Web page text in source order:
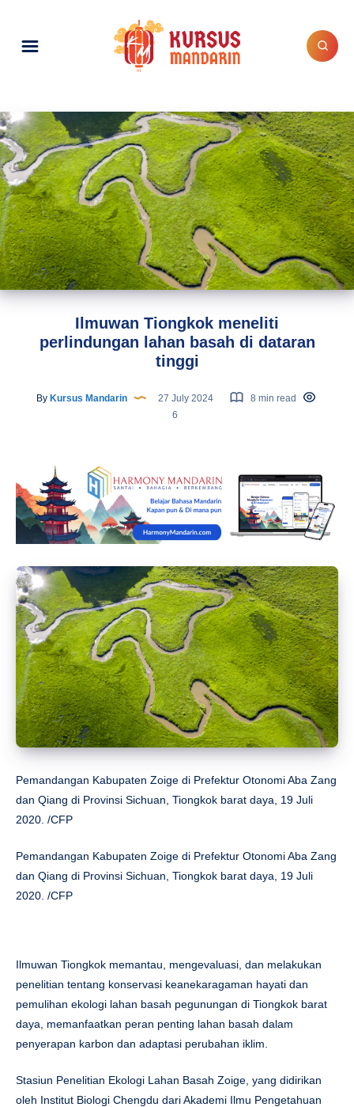
Ilmuwan Tiongkok meneliti
perlindungan lahan basah di dataran
tinggi
By Kursus Mandarin 27 July 2024
8 min read
6
Pemandangan Kabupaten Zoige di Prefektur Otonomi Aba Zang
dan Qiang di Provinsi Sichuan, Tiongkok barat daya, 19 Juli
2020. /CFP
Pemandangan Kabupaten Zoige di Prefektur Otonomi Aba Zang
dan Qiang di Provinsi Sichuan, Tiongkok barat daya, 19 Juli
2020. /CFP
Ilmuwan Tiongkok memantau, mengevaluasi, dan melakukan
penelitian tentang konservasi keanekaragaman hayati dan
pemulihan ekologi lahan basah pegunungan di Tiongkok barat
daya, memanfaatkan peran penting lahan basah dalam
penyerapan karbon dan adaptasi perubahan iklim.
Stasiun Penelitian Ekologi Lahan Basah Zoige, yang didirikan
oleh Institut Biologi Chengdu dari Akademi Ilmu Pengetahuan